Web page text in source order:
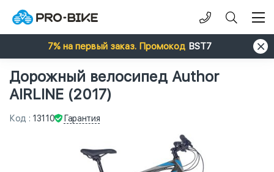
7% на первый заказ. Промокод BST7
Дорожный велосипед Author
AIRLINE (2017)
Код : 13110 Гарантия